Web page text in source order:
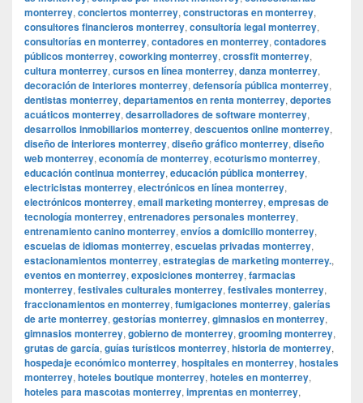
monterrey, conciertos monterrey, constructoras en monterrey,
consultores financieros monterrey, consultoría legal monterrey,
consultorías en monterrey, contadores en monterrey, contadores
públicos monterrey, coworking monterrey, crossfit monterrey,
cultura monterrey, cursos en línea monterrey, danza monterrey,
decoración de interiores monterrey, defensoría pública monterrey,
dentistas monterrey, departamentos en renta monterrey, deportes
acuáticos monterrey, desarrolladores de software monterrey,
desarrollos inmobiliarios monterrey, descuentos online monterrey,
diseño de interiores monterrey, diseño gráfico monterrey, diseño
web monterrey, economía de monterrey, ecoturismo monterrey,
educación continua monterrey, educación pública monterrey,
electricistas monterrey, electrónicos en línea monterrey,
electrónicos monterrey, email marketing monterrey, empresas de
tecnología monterrey, entrenadores personales monterrey,
entrenamiento canino monterrey, envíos a domicilio monterrey,
escuelas de idiomas monterrey, escuelas privadas monterrey,
estacionamientos monterrey, estrategias de marketing monterrey.,
eventos en monterrey, exposiciones monterrey, farmacias
monterrey, festivales culturales monterrey, festivales monterrey,
fraccionamientos en monterrey, fumigaciones monterrey, galerías
de arte monterrey, gestorías monterrey, gimnasios en monterrey,
gimnasios monterrey, gobierno de monterrey, grooming monterrey,
grutas de garcía, guías turísticos monterrey, historia de monterrey,
hospedaje económico monterrey, hospitales en monterrey, hostales
monterrey, hoteles boutique monterrey, hoteles en monterrey,
hoteles para mascotas monterrey, imprentas en monterrey,